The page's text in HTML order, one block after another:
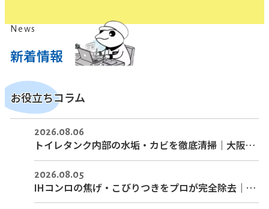
News
新着情報
お役立ちコラム
2026.08.06
トイレタンク内部の水垢・カビを徹底清掃｜大阪のトイレクリーニング
2026.08.05
IHコンロの焦げ・こびりつきをプロが完全除去｜大阪のキッチンクリーニング